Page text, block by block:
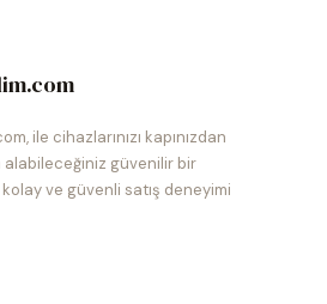
ile cihazlarınızı kapınızdan
alabileceğiniz güvenilir bir
kolay ve güvenli satış deneyimi